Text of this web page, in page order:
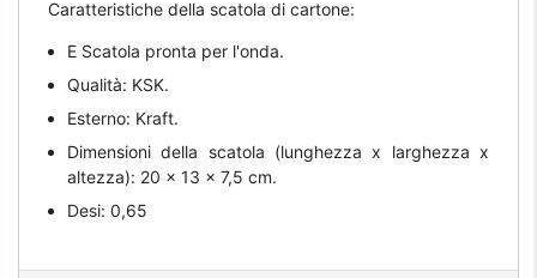
Caratteristiche della scatola di cartone:
E Scatola pronta per l'onda.
Qualità: KSK.
Esterno: Kraft.
Dimensioni della scatola (lunghezza x larghezza x
altezza): 20 x 13 x 7,5 cm.
Desi: 0,65